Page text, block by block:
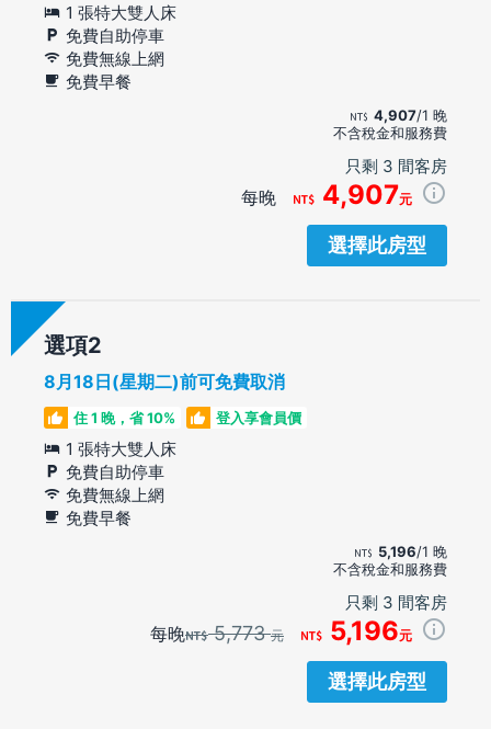
1 張特大雙人床
免費自助停車
免費無線上網
免費早餐
4,907/1 晚
不含稅金和服務費
只剩 3 間客房
每晚 4,907元
選擇此房型
選項
8月18日(星期二)前可免費取消
住 1 晚，省 10% 登入享會員價
1 張特大雙人床
免費自助停車
免費無線上網
免費早餐
5,196/1 晚
不含稅金和服務費
只剩 3 間客房
每晚 5,773元 5,196元
選擇此房型